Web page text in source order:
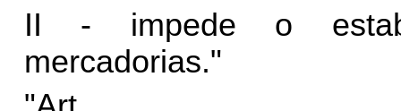
II - impede o
mercadorias."